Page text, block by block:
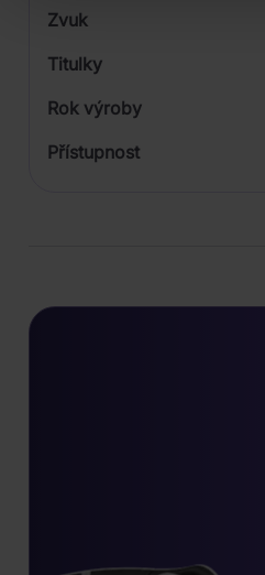
Zvuk
Titulky
Rok výroby
Přístupnost